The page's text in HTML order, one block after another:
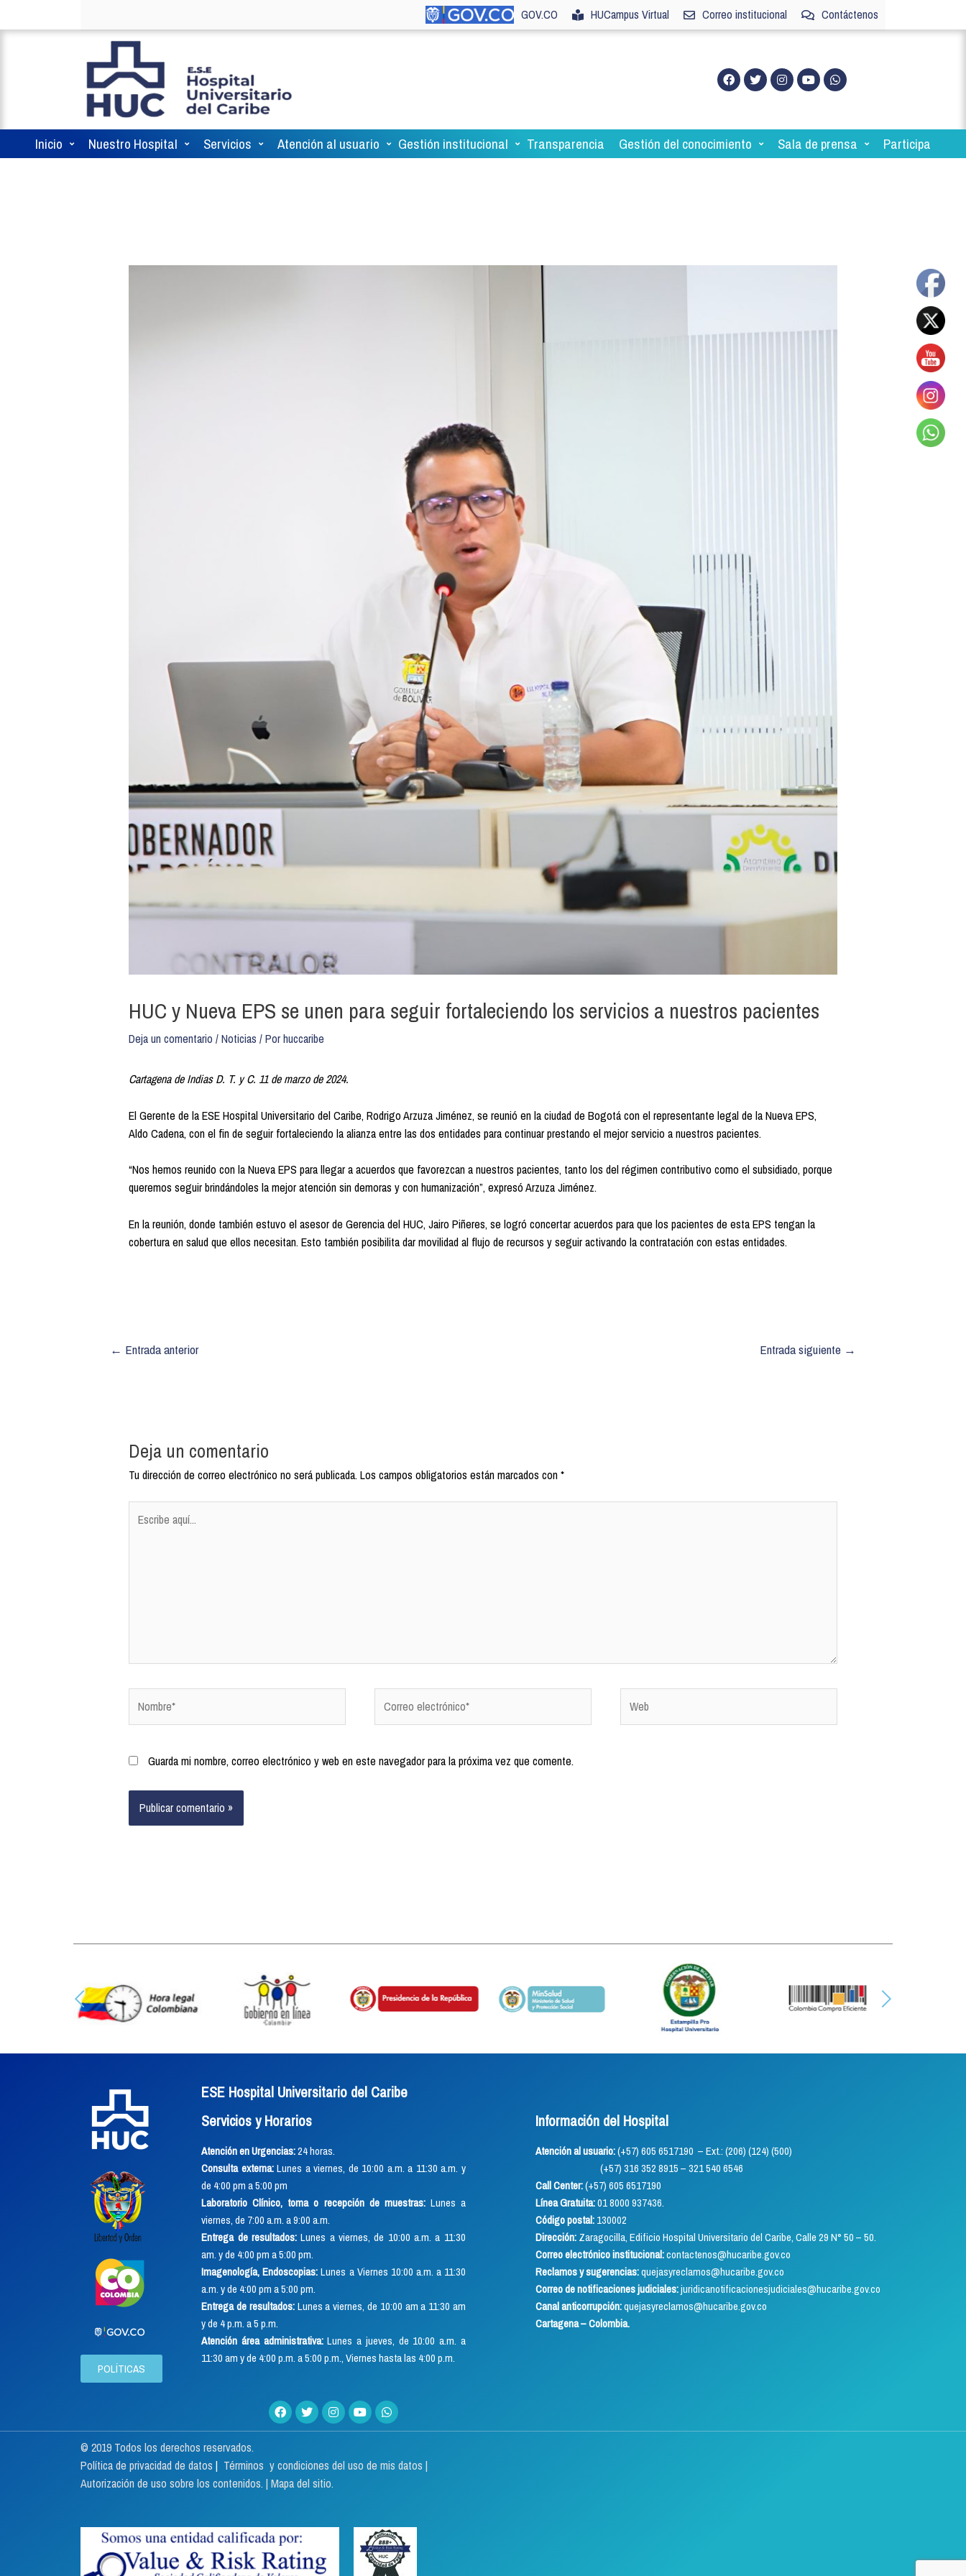
GOV.CO HUCampus Virtual Correo institucional Contáctenos
Inicio Nuestro Hospital Servicios Atención al usuario Gestión institucional Transparencia Gestión del conocimiento Sala de prensa Participa
HUC y Nueva EPS se unen para seguir fortaleciendo los servicios a nuestros pacientes
Deja un comentario /Noticias / Porhuccaribe
Cartagena de Indias D. T. y C. 11 de marzo de 2024.
El Gerente de la ESE Hospital Universitario del Caribe, Rodrigo Arzuza Jiménez, se reunió en la ciudad de Bogotá con el representante legal de la Nueva EPS,
Aldo Cadena, con el fin de seguir fortaleciendo la alianza entre las dos entidades para continuar prestando el mejor servicio a nuestros pacientes.
“Nos hemos reunido con la Nueva EPS para llegar a acuerdos que favorezcan a nuestros pacientes, tanto los del régimen contributivo como el subsidiado, porque
queremos seguir brindándoles la mejor atención sin demoras y con humanización”, expresó Arzuza Jiménez.
En la reunión, donde también estuvo el asesor de Gerencia del HUC, Jairo Piñeres, se logró concertar acuerdos para que los pacientes de esta EPS tengan la
cobertura en salud que ellos necesitan. Esto también posibilita dar movilidad al flujo de recursos y seguir activando la contratación con estas entidades.
← Entrada anterior Entrada siguiente →
Deja un comentario
Tu dirección de correo electrónico no será publicada.Los campos obligatorios están marcados con*
Guarda mi nombre, correo electrónico y web en este navegador para la próxima vez que comente.
POLÍTICAS
ESE Hospital Universitario del Caribe
Servicios y Horarios
Atención en Urgencias:24 horas.
Consulta externa:Lunes a viernes, de 10:00 a.m. a 11:30 a.m. y
de 4:00 pm a 5:00 pm
Laboratorio Clínico, toma o recepción de muestras:Lunes a
viernes, de 7:00 a.m. a 9:00 a.m.
Entrega de resultados: Lunes a viernes, de 10:00 a.m. a 11:30
am. y de 4:00 pm a 5:00 pm.
Imagenología, Endoscopias:Lunes a Viernes 10:00 a.m. a 11:30
a.m. y de 4:00 pm a 5:00 pm.
Entrega de resultados:Lunes a viernes, de 10:00 am a 11:30 am
y de 4 p.m. a 5 p.m.
Atención área administrativa:Lunes a jueves, de 10:00 a.m. a
11:30 am y de 4:00 p.m. a 5:00 p.m., Viernes hasta las 4:00 p.m.
Información del Hospital
Atención al usuario:(+57) 605 6517190 – Ext.: (206) (124) (500)
(+57) 316 352 8915 – 321 540 6546
Call Center:(+57) 605 6517190
Línea Gratuita:01 8000 937436.
Código postal:130002
Dirección:Zaragocilla, Edificio Hospital Universitario del Caribe, Calle 29 N° 50 – 50.
Correo electrónico institucional:contactenos@hucaribe.gov.co
Reclamos y sugerencias:quejasyreclamos@hucaribe.gov.co
Correo de notificaciones judiciales:juridicanotificacionesjudiciales@hucaribe.gov.co
Canal anticorrupción:quejasyreclamos@hucaribe.gov.co
Cartagena – Colombia.
© 2019 Todos los derechos reservados.
Política de privacidad de datos | Términos y condiciones del uso de mis datos |
Autorización de uso sobre los contenidos. | Mapa del sitio.